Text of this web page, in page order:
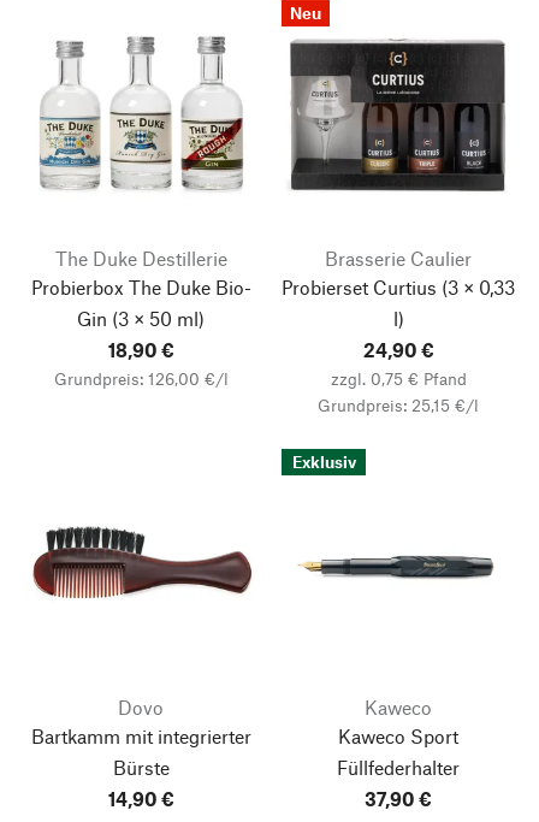
The Duke Destillerie
Probierbox The Duke Bio-
Gin (3 × 50 ml)
18,90 €
Grundpreis: 126,00 €/l
Neu
Brasserie Caulier
Probierset Curtius (3 × 0,33
l)
24,90 €
zzgl. 0,75 € Pfand
Grundpreis: 25,15 €/l
Dovo
Bartkamm mit integrierter
Bürste
14,90 €
Exklusiv
Kaweco
Kaweco Sport
Füllfederhalter
37,90 €
Nach oben